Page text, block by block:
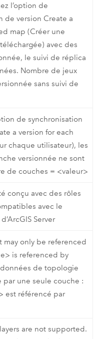
l’option de
de version Create a
map (Créer une
avec des
le suivi de réplica
Nombre de jeux
sans suivi de
de synchronisation
a version for each
chaque utilisateur), les
versionnée ne sont
de couches = <valeur>
conçu avec des rôles
avec le
Server
only be referenced
is referenced by
de topologie
une seule couche :
est référencé par
are not supported.